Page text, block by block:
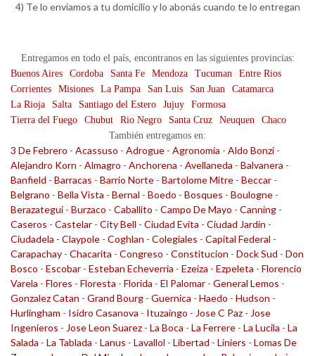
4) Te lo enviamos a tu domicilio y lo abonás cuando te lo entregan
Entregamos en todo el país, encontranos en las siguientes provincias:
Buenos Aires
Cordoba Santa Fe Mendoza Tucuman
Entre Rios
Corrientes
Misiones La Pampa San Luis San Juan
Catamarca
La Rioja
Salta Santiago del Estero Jujuy
Formosa
Tierra del Fuego
Chubut Rio Negro Santa Cruz Neuquen
Chaco
También entregamos en:
3 De Febrero - Acassuso - Adrogue - Agronomia - Aldo Bonzi -
Alejandro Korn - Almagro - Anchorena - Avellaneda - Balvanera -
Banfield - Barracas - Barrio Norte - Bartolome Mitre - Beccar -
Belgrano - Bella Vista - Bernal - Boedo - Bosques - Boulogne -
Berazategui - Burzaco - Caballito - Campo De Mayo - Canning -
Caseros - Castelar - City Bell - Ciudad Evita - Ciudad Jardin -
Ciudadela - Claypole - Coghlan - Colegiales - Capital Federal -
Carapachay - Chacarita - Congreso - Constitucion - Dock Sud - Don
Bosco - Escobar - Esteban Echeverria - Ezeiza - Ezpeleta - Florencio
Varela - Flores - Floresta - Florida - El Palomar - General Lemos -
Gonzalez Catan - Grand Bourg - Guernica - Haedo - Hudson -
Hurlingham - Isidro Casanova - Ituzaingo - Jose C Paz - Jose
Ingenieros - Jose Leon Suarez - La Boca - La Ferrere - La Lucila - La
Salada - La Tablada - Lanus - Lavallol - Libertad - Liniers - Lomas De